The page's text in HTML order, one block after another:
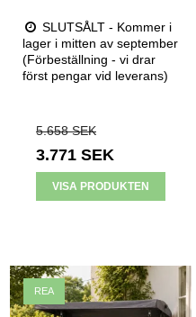
SLUTSÅLT - Kommer i
lager i mitten av september
(Förbeställning - vi drar
först pengar vid leverans)
5.658 SEK
3.771 SEK
VISA PRODUKTEN
REA